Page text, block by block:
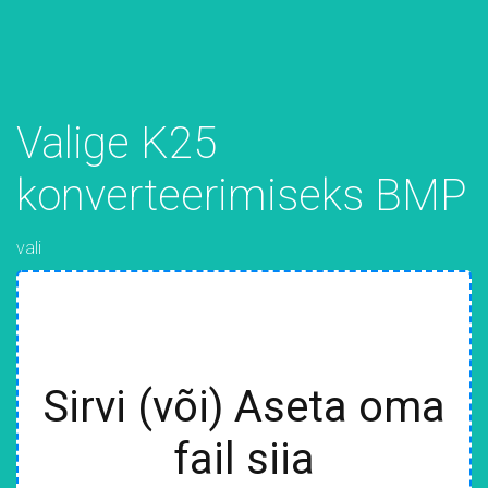
Valige K25
konverteerimiseks BMP
vali
Sirvi (või) Aseta oma
fail siia